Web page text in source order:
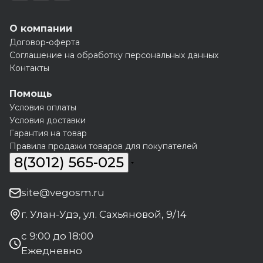
О компании
Договор-оферта
Соглашение на обработку персональных данных
Контакты
Помощь
Условия оплаты
Условия доставки
Гарантия на товар
Правила продажи товаров для покупателей
8(3012) 565-025
site@vegosm.ru
г. Улан-Удэ, ул. Сахьяновой, 9/14
с 9:00 до 18:00
Ежедневно